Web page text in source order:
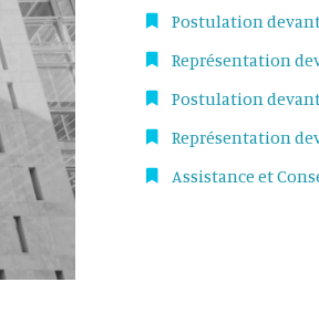
Postulation
Représentation
Postulation
Représentation
Assistance et